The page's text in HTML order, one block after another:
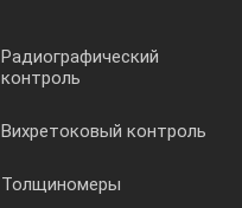
Радиографический
контроль
Вихретоковый контроль
Толщиномеры